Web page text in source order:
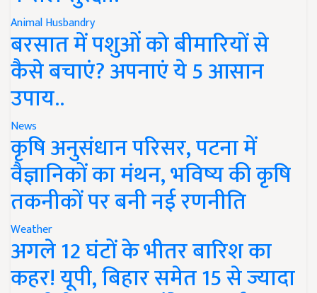
Animal Husbandry
बरसात में पशुओं को बीमारियों से
कैसे बचाएं? अपनाएं ये 5 आसान
उपाय..
News
कृषि अनुसंधान परिसर, पटना में
वैज्ञानिकों का मंथन, भविष्य की कृषि
तकनीकों पर बनी नई रणनीति
Weather
अगले 12 घंटों के भीतर बारिश का
कहर! यूपी, बिहार समेत 15 से ज्यादा